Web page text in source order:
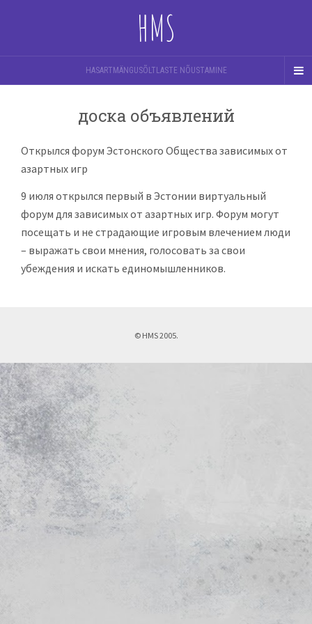
HMS
HASARTMÄNGUSÕLTLASTE NÕUSTAMINE
доска объявлений
Открылся форум Эстонского Общества зависимых от
азартных игр
9 июля открылся первый в Эстонии виртуальный
форум для зависимых от азартных игр. Форум могут
посещать и не страдающие игровым влечением люди
– выражать свои мнения, голосовать за свои
убеждения и искать единомышленников.
© HMS 2005.